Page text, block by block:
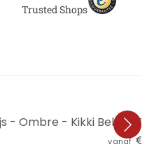
Trusted Shops
- Ombre - Kikki Belle -
vanaf €